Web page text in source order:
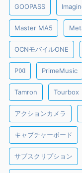
GOOPASS
Master MA5
OCNモバイルONE
PIXI PrimeMusic
Tamron Tourbox
アクションカメラ
キャプチャーボード
サブスクリプション